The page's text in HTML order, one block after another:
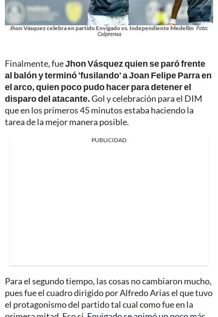
Jhon Vásquez celebra en partido Envigado vs. Independiente Medellín Foto:
Colprensa
Finalmente, fueJhon Vásquez quien se paró frente
al balón y terminó 'fusilando' a Joan Felipe Parra en
el arco, quien poco pudo hacer para detener el
disparo del atacante.Gol y celebración para el DIM
que en los primeros 45 minutos estaba haciendo la
tarea de la mejor manera posible.
PUBLICIDAD
Para el segundo tiempo, las cosas no cambiaron mucho,
pues fue el cuadro dirigido por Alfredo Arias el que tuvo
el protagonismo del partido tal cual como fue en la